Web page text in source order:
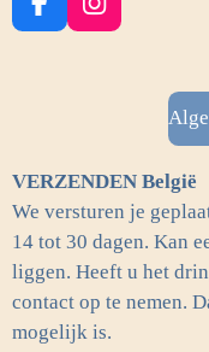
F
a
k
I
n
a
m
VERZENDEN België
We versturen je
14 tot 30 dagen. Kan
liggen. Heeft u het
contact op te nemen.
mogelijk is.